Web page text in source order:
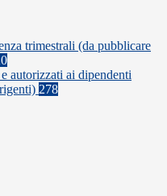
trimestrali (da pubblicare
autorizzati ai dipendenti
278